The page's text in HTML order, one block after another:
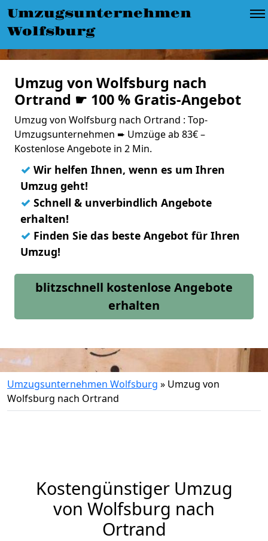
Umzugsunternehmen
Wolfsburg
Umzug von Wolfsburg nach
Ortrand ☛ 100 % Gratis-Angebot
Umzug von Wolfsburg nach Ortrand : Top-
Umzugsunternehmen ➨ Umzüge ab 83€ –
Kostenlose Angebote in 2 Min.
✓ Wir helfen Ihnen, wenn es um Ihren
Umzug geht!
✓ Schnell & unverbindlich Angebote
erhalten!
✓ Finden Sie das beste Angebot für Ihren
Umzug!
blitzschnell kostenlose Angebote
erhalten
Umzugsunternehmen Wolfsburg » Umzug von
Wolfsburg nach Ortrand
Kostengünstiger Umzug
von Wolfsburg nach
Ortrand